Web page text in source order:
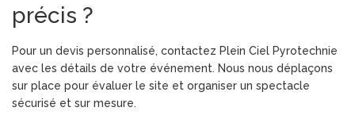
précis ?
Pour un devis personnalisé, contactez Plein Ciel Pyrotechnie
avec les détails de votre événement. Nous nous déplaçons
sur place pour évaluer le site et organiser un spectacle
sécurisé et sur mesure.